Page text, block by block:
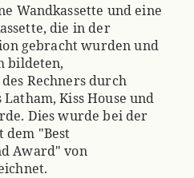
Wandkassette und eine
die in der
gebracht wurden und
bildeten,
Rechners durch
Kiss House und
Dies wurde bei der
dem "Best
Award" von